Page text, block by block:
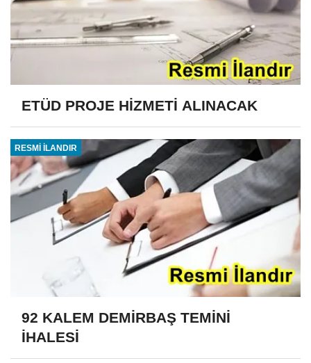
ETÜD PROJE HİZMETİ ALINACAK
RESMİ İLANDIR
92 KALEM DEMİRBAŞ TEMİNİ
İHALESİ